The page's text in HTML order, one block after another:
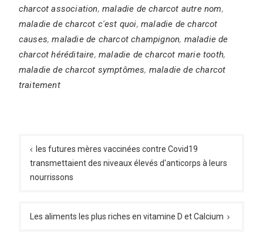
charcot association, maladie de charcot autre nom,
maladie de charcot c'est quoi, maladie de charcot
causes,maladie de charcot champignon, maladie de
charcot héréditaire, maladie de charcot marie tooth,
maladie de charcot symptômes, maladie de charcot
traitement
de
l’article
les futures mères vaccinées contre Covid19
transmettaient des niveaux élevés d'anticorps à leurs
nourrissons
Les aliments les plus riches en vitamine D et Calcium